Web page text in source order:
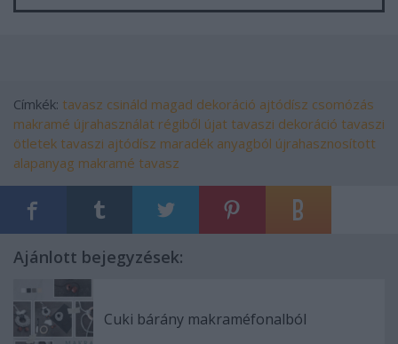
Címkék: tavasz csináld magad dekoráció ajtódísz csomózás
makramé újrahasználat régiből újat tavaszi dekoráció tavaszi
ötletek tavaszi ajtódísz maradék anyagból újrahasznosított
alapanyag makramé tavasz
Ajánlott bejegyzések:
Cuki bárány makraméfonalból